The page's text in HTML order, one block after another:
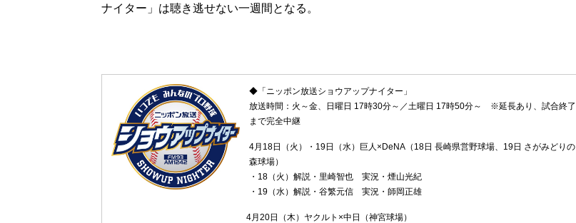
ナイター」は聴き逃せない一週間となる。
◆「ニッポン放送ショウアップナイター」
放送時間：火～金、日曜日 17時30分～／土曜日 17時50分～ ※延長あり、試合終了
まで完全中継
4月18日（火）・19日（水）巨人×DeNA（18日 長崎県営野球場、19日 さがみどりの
森球場）
・18（火）解説・里崎智也 実況・煙山光紀
・19（水）解説・谷繁元信 実況・師岡正雄
4月20日（木）ヤクルト×中日（神宮球場）